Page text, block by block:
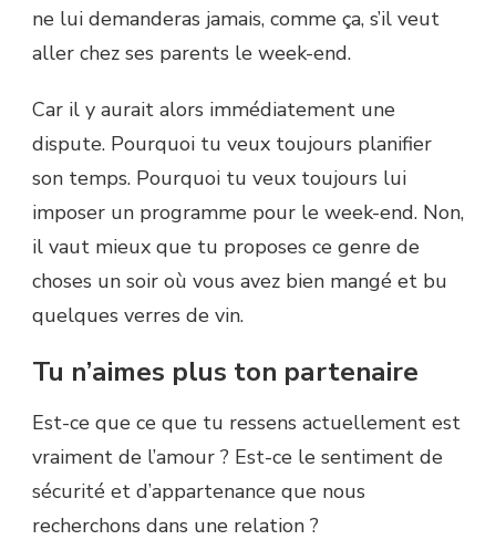
ne lui demanderas jamais, comme ça, s’il veut
aller chez ses parents le week-end.
Car il y aurait alors immédiatement une
dispute. Pourquoi tu veux toujours planifier
son temps. Pourquoi tu veux toujours lui
imposer un programme pour le week-end. Non,
il vaut mieux que tu proposes ce genre de
choses un soir où vous avez bien mangé et bu
quelques verres de vin.
Tu n’aimes plus ton partenaire
Est-ce que ce que tu ressens actuellement est
vraiment de l’amour ? Est-ce le sentiment de
sécurité et d’appartenance que nous
recherchons dans une relation ?